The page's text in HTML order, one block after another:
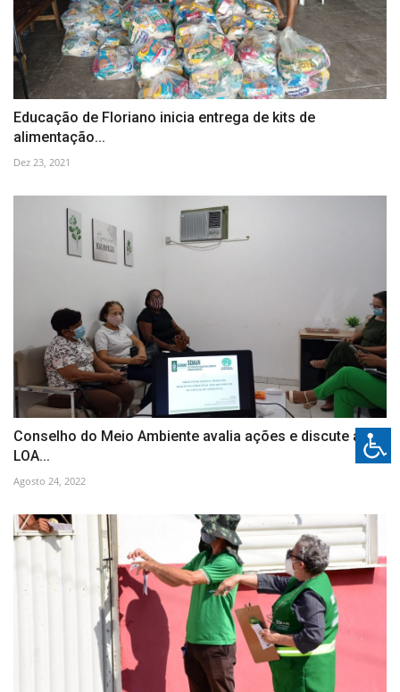
Educação de Floriano inicia entrega de kits de
alimentação...
Dez 23, 2021
Conselho do Meio Ambiente avalia ações e discute a
LOA...
Agosto 24, 2022